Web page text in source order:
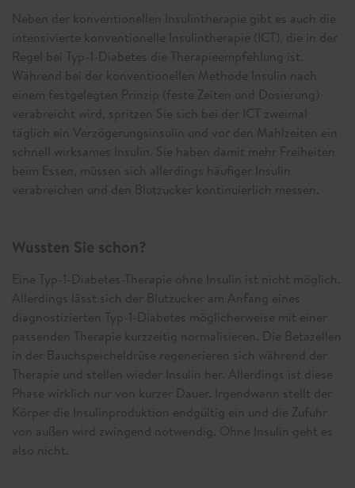
Neben der konventionellen Insulintherapie gibt es auch die
intensivierte konventionelle Insulintherapie (ICT), die in der
Regel bei Typ-1-Diabetes die Therapieempfehlung ist.
Während bei der konventionellen Methode Insulin nach
einem festgelegten Prinzip (feste Zeiten und Dosierung)
verabreicht wird, spritzen Sie sich bei der ICT zweimal
täglich ein Verzögerungsinsulin und vor den Mahlzeiten ein
schnell wirksames Insulin. Sie haben damit mehr Freiheiten
beim Essen, müssen sich allerdings häufiger Insulin
verabreichen und den Blutzucker kontinuierlich messen.
Wussten Sie schon?
Eine Typ-1-Diabetes-Therapie ohne Insulin ist nicht möglich.
Allerdings lässt sich der Blutzucker am Anfang eines
diagnostizierten Typ-1-Diabetes möglicherweise mit einer
passenden Therapie kurzzeitig normalisieren. Die Betazellen
in der Bauchspeicheldrüse regenerieren sich während der
Therapie und stellen wieder Insulin her. Allerdings ist diese
Phase wirklich nur von kurzer Dauer. Irgendwann stellt der
Körper die Insulinproduktion endgültig ein und die Zufuhr
von außen wird zwingend notwendig. Ohne Insulin geht es
also nicht.